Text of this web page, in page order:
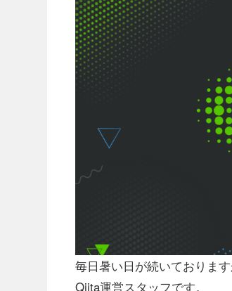
毎日暑い日が続いておりま
Qiita運営スタッフです。